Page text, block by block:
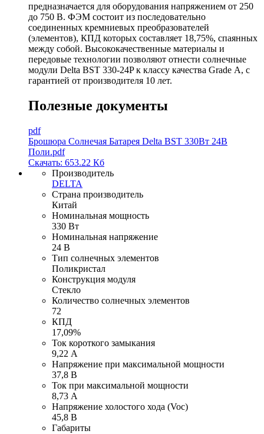
предназначается для оборудования напряжением от 250
до 750 В. ФЭМ состоит из последовательно
соединенных кремниевых преобразователей
(элементов), КПД которых составляет 18,75%, спаянных
между собой. Высококачественные материалы и
передовые технологии позволяют отнести солнечные
модули Delta BST 330-24P к классу качества Grade А, с
гарантией от производителя 10 лет.
Полезные документы
pdf
Брошюра Солнечая Батарея Delta BST 330Вт 24В
Поли.pdf
Скачать: 653.22 Кб
Производитель
DELTA
Страна производитель
Китай
Номинальная мощность
330 Вт
Номинальная напряжение
24 В
Тип солнечных элементов
Поликристал
Конструкция модуля
Стекло
Количество солнечных элементов
72
КПД
17,09%
Ток короткого замыкания
9,22 А
Напряжение при максимальной мощности
37,8 В
Ток при максимальной мощности
8,73 А
Напряжение холостого хода (Voc)
45,8 В
Габариты